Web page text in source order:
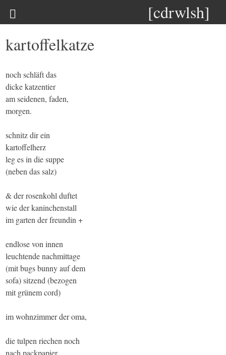
[cdrwlsh]
kartoffelkatze
noch schläft das
dicke katzentier
am seidenen, faden,
morgen.
schnitz dir ein
kartoffelherz
leg es in die suppe
(neben das salz)
& der rosenkohl duftet
wie der kaninchenstall
im garten der freundin +
endlose von innen
leuchtende nachmittage
(mit bugs bunny auf dem
sofa) sitzend (bezogen
mit grünem cord)
im wohnzimmer der oma,
die tulpen riechen noch
nach packpapier.